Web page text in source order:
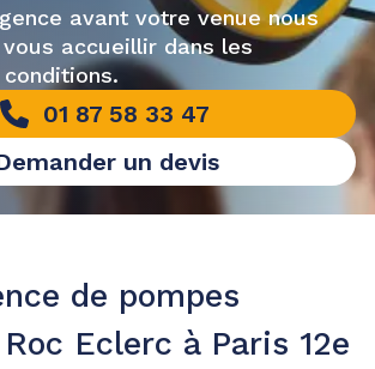
01 87 58 33 47
un devis
avant votre venue nous
accueillir dans les
de pompes
Eclerc à Paris 12e